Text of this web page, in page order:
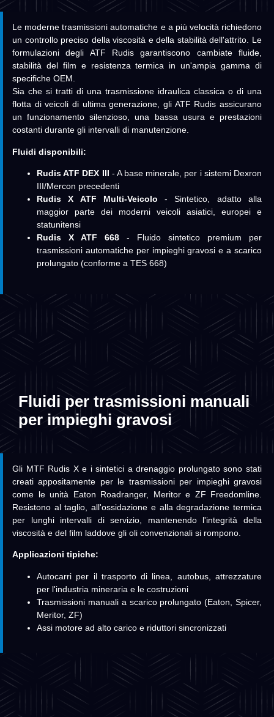
Le moderne trasmissioni automatiche e a più velocità richiedono
un controllo preciso della viscosità e della stabilità dell'attrito. Le
formulazioni degli ATF Rudis garantiscono cambiate fluide,
stabilità del film e resistenza termica in un'ampia gamma di
specifiche OEM.
Sia che si tratti di una trasmissione idraulica classica o di una
flotta di veicoli di ultima generazione, gli ATF Rudis assicurano
un funzionamento silenzioso, una bassa usura e prestazioni
costanti durante gli intervalli di manutenzione.
Fluidi disponibili:
Rudis ATF DEX III - A base minerale, per i sistemi Dexron
III/Mercon precedenti
Rudis X ATF Multi-Veicolo - Sintetico, adatto alla
maggior parte dei moderni veicoli asiatici, europei e
statunitensi
Rudis X ATF 668 - Fluido sintetico premium per
trasmissioni automatiche per impieghi gravosi e a scarico
prolungato (conforme a TES 668)
Fluidi per trasmissioni manuali
per impieghi gravosi
Gli MTF Rudis X e i sintetici a drenaggio prolungato sono stati
creati appositamente per le trasmissioni per impieghi gravosi
come le unità Eaton Roadranger, Meritor e ZF Freedomline.
Resistono al taglio, all'ossidazione e alla degradazione termica
per lunghi intervalli di servizio, mantenendo l'integrità della
viscosità e del film laddove gli oli convenzionali si rompono.
Applicazioni tipiche:
Autocarri per il trasporto di linea, autobus, attrezzature
per l'industria mineraria e le costruzioni
Trasmissioni manuali a scarico prolungato (Eaton, Spicer,
Meritor, ZF)
Assi motore ad alto carico e riduttori sincronizzati